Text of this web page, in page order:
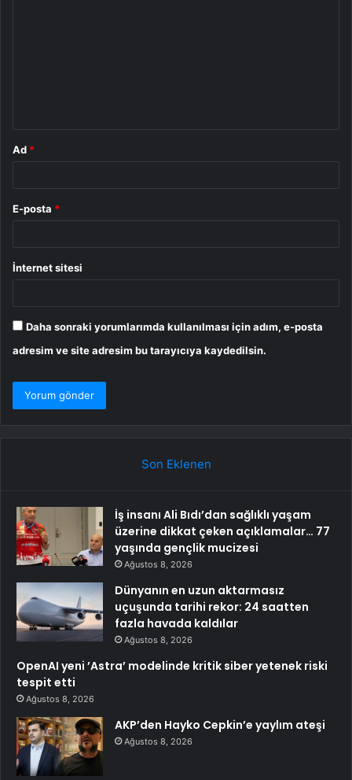
Ad *
E-posta *
İnternet sitesi
Daha sonraki yorumlarımda kullanılması için adım, e-posta
adresim ve site adresim bu tarayıcıya kaydedilsin.
Son Eklenen
İş insanı Ali Bıdı’dan sağlıklı yaşam
üzerine dikkat çeken açıklamalar… 77
yaşında gençlik mucizesi
Ağustos 8, 2026
Dünyanın en uzun aktarmasız
uçuşunda tarihi rekor: 24 saatten
fazla havada kaldılar
Ağustos 8, 2026
OpenAI yeni ’Astra’ modelinde kritik siber yetenek riski
tespit etti
Ağustos 8, 2026
AKP’den Hayko Cepkin’e yaylım ateşi
Ağustos 8, 2026